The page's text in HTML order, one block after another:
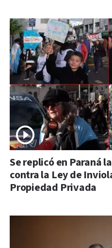
Se replicó en Paraná
contra la Ley de
Propiedad Privada